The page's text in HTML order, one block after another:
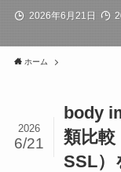
2026年6月21日
ホーム
body
類比較
SSL）
2026
6/21